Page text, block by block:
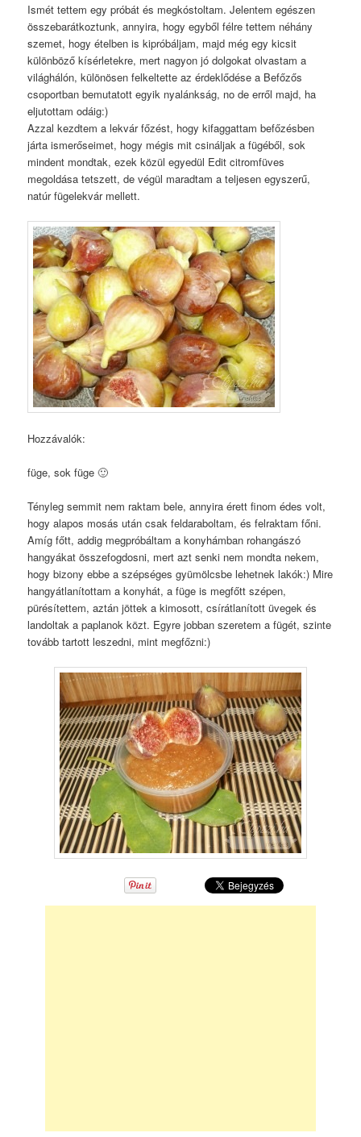
Ismét tettem egy próbát és megkóstoltam. Jelentem egészen
összebarátkoztunk, annyira, hogy egyből félre tettem néhány
szemet, hogy ételben is kipróbáljam, majd még egy kicsit
különböző kísérletekre, mert nagyon jó dolgokat olvastam a
világhálón, különösen felkeltette az érdeklődése a Befőzős
csoportban bemutatott egyik nyalánkság, no de erről majd, ha
eljutottam odáig:)
Azzal kezdtem a lekvár főzést, hogy kifaggattam befőzésben
járta ismerőseimet, hogy mégis mit csináljak a fügéből, sok
mindent mondtak, ezek közül egyedül Edit citromfüves
megoldása tetszett, de végül maradtam a teljesen egyszerű,
natúr fügelekvár mellett.
Hozzávalók:
füge, sok füge 🙂
Tényleg semmit nem raktam bele, annyira érett finom édes volt,
hogy alapos mosás után csak feldaraboltam, és felraktam főni.
Amíg főtt, addig megpróbáltam a konyhámban rohangászó
hangyákat összefogdosni, mert azt senki nem mondta nekem,
hogy bizony ebbe a szépséges gyümölcsbe lehetnek lakók:) Mire
hangyátlanítottam a konyhát, a füge is megfőtt szépen,
pürésítettem, aztán jöttek a kimosott, csírátlanított üvegek és
landoltak a paplanok közt. Egyre jobban szeretem a fügét, szinte
tovább tartott leszedni, mint megfőzni:)